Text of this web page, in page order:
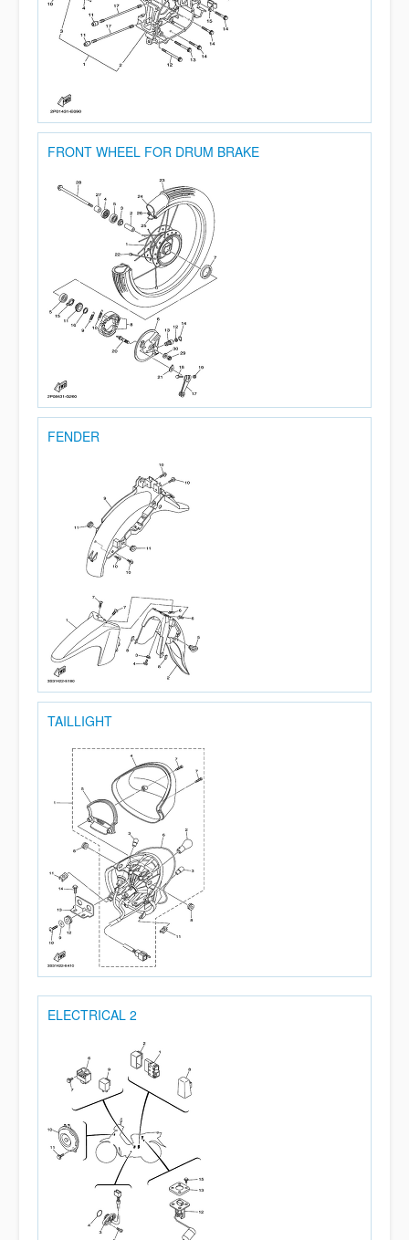
FRONT WHEEL FOR DRUM BRAKE
FENDER
TAILLIGHT
ELECTRICAL 2